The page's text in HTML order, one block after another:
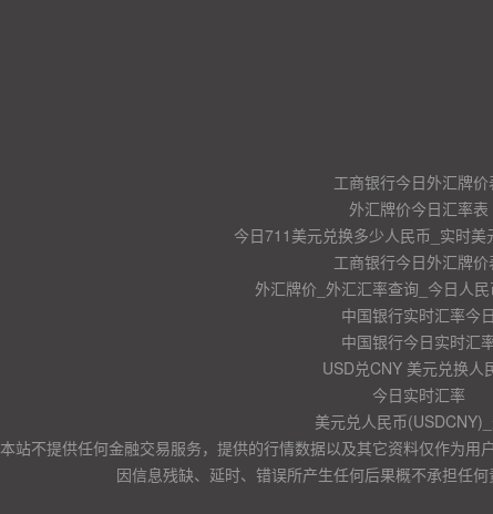
工商银行今日外汇牌价
外汇牌价今日汇率表
今日711美元兑换多少人民币_实时美
工商银行今日外汇牌价
外汇牌价_外汇汇率查询_今日人
中国银行实时汇率今日
中国银行今日实时汇
USD兑CNY 美元兑换人
今日实时汇率
美元兑人民币
本站不提供任何金融交易服务，提供的行情数据以及其它资料仅作为用
因信息残缺、延时、错误所产生任何后果概不承担任何